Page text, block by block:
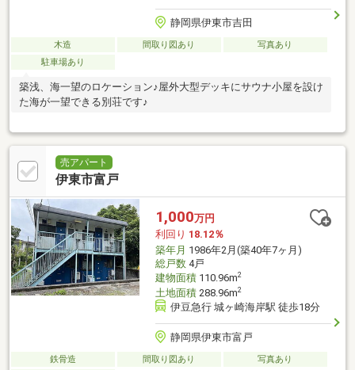
静岡県伊東市吉田
木造 間取り図あり
写真あり
駐車場あり
築浅、海一望のロケーション♪屋外大型デッキにサウナ小屋を設け
た海が一望できる別荘です♪
売アパート
伊東市富戸
1,000万円
利回り 18.12％
築年月 1986年2月(築40年7ヶ月)
総戸数4戸
建物面積110.96m2
土地面積288.96m2
伊豆急行 城ヶ崎海岸駅 徒歩18分
静岡県伊東市富戸
鉄骨造 間取り図あり
写真あり